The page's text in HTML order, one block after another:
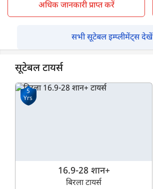
अधिक जानकारी प्राप्त करें
सभी सूटेबल इम्प्लीमेंट्स देखें
सूटेबल टायर्स
5
Yrs
16.9-28 शान+
बिरला टायर्स